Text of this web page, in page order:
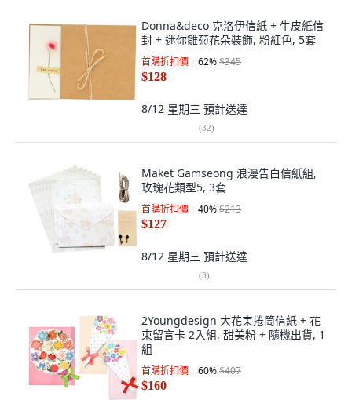
Donna&deco 克洛伊信紙 + 牛皮紙信
封 + 迷你雛菊花朵裝飾, 粉紅色, 5套
首購折扣價 62%$345
$128
8/12 星期三 預計送達
(32)
Maket Gamseong 浪漫告白信紙組,
玫瑰花類型5, 3套
首購折扣價 40%$213
$127
8/12 星期三 預計送達
(3)
2Youngdesign 大花束捲筒信紙 + 花
束留言卡 2入組, 甜美粉 + 隨機出貨, 1
組
首購折扣價 60%$407
$160